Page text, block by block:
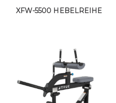
XFW-5500 HEBELREIHE